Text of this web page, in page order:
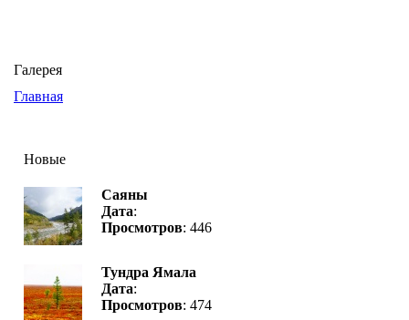
Галерея
Главная
Новые
Саяны
Дата:
Просмотров: 446
Тундра Ямала
Дата:
Просмотров: 474